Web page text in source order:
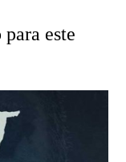
este